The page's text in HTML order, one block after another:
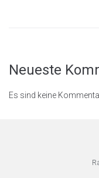
Neueste
Es sind keine